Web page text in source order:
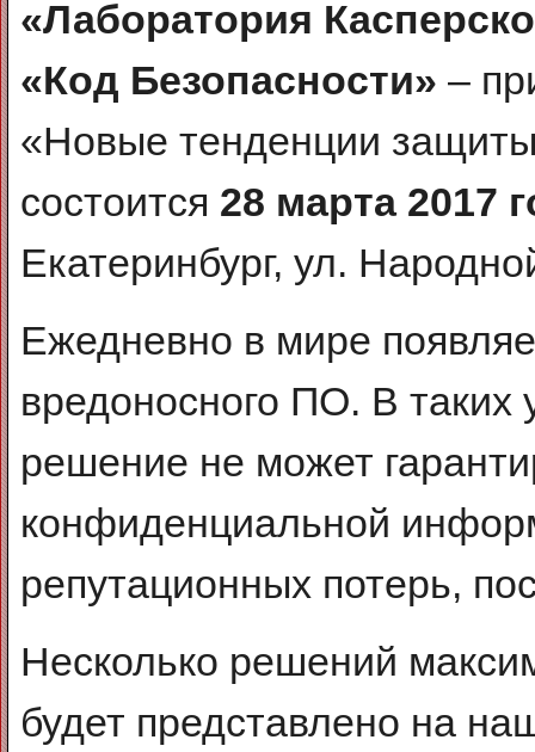
«Лаборатория
«Код Безопасности» –
«Новые тенденции
состоится 28 марта 2017
Екатеринбург, ул.
Ежедневно в мире
вредоносного ПО. В таких
решение не может
конфиденциальной
репутационных потерь,
Несколько решений
будет представлено на